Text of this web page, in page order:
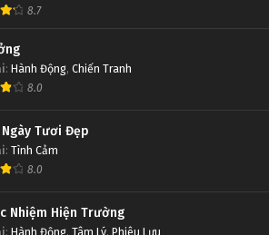
8.7
: Hành Động, Chiến Tranh
8.0
Tươi Đẹp
: Tình Cảm
8.0
Nhiệm Hiện Trường
: Hành Động, Tâm Lý, Phiêu Lưu